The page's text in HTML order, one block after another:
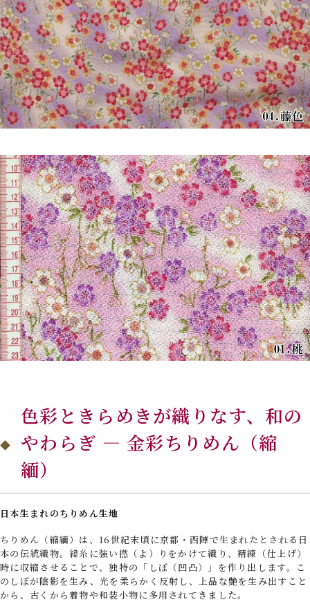
色彩ときらめきが織りなす、和の
やわらぎ — 金彩ちりめん（縮
緬）
日本生まれのちりめん生地
ちりめん（縮緬）は、16世紀末頃に京都・西陣で生まれたとされる日
本の伝統織物。緯糸に強い撚（よ）りをかけて織り、精練（仕上げ）
時に収縮させることで、独特の「しぼ（凹凸）」を作り出します。こ
のしぼが陰影を生み、光を柔らかく反射し、上品な艶を生み出すこと
から、古くから着物や和装小物に多用されてきました。